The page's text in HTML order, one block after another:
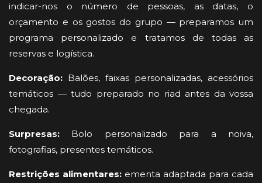
indicar-nos o número de pessoas, as datas, o
orçamento e os gostos do grupo — preparamos um
programa personalizado e tratamos de todas as
reservas e logística.
Decoração: Balões, faixas personalizadas, acessórios
temáticos — tudo preparado no riad antes da vossa
chegada.
Surpresas: Bolo personalizado para a noiva,
fotografias, presentes temáticos.
Restrições alimentares: ementa adaptada para cada